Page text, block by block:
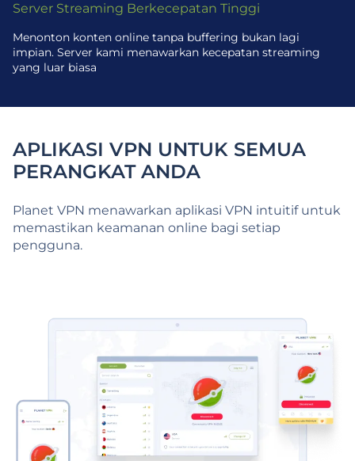
Server Streaming Berkecepatan Tinggi
Menonton konten online tanpa buffering bukan lagi
impian. Server kami menawarkan kecepatan streaming
yang luar biasa
APLIKASI VPN UNTUK SEMUA
PERANGKAT ANDA
Planet VPN menawarkan aplikasi VPN intuitif untuk
memastikan keamanan online bagi setiap
pengguna.